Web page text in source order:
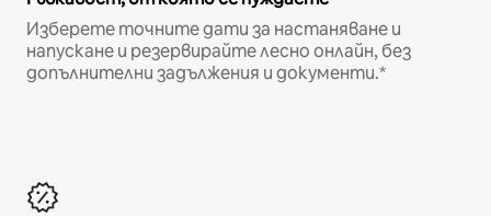
Изберете точните дати за настаняване и
напускане и резервирайте лесно онлайн, без
допълнителни задължения и документи.*